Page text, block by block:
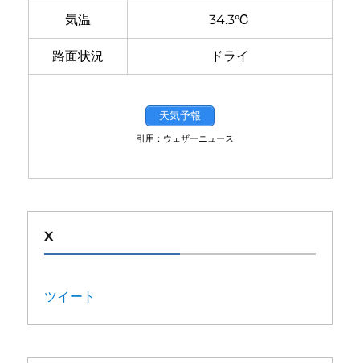
気温 34.3℃
路面状況 ドライ
天気予報
引用：ウェザーニュース
X
ツイート